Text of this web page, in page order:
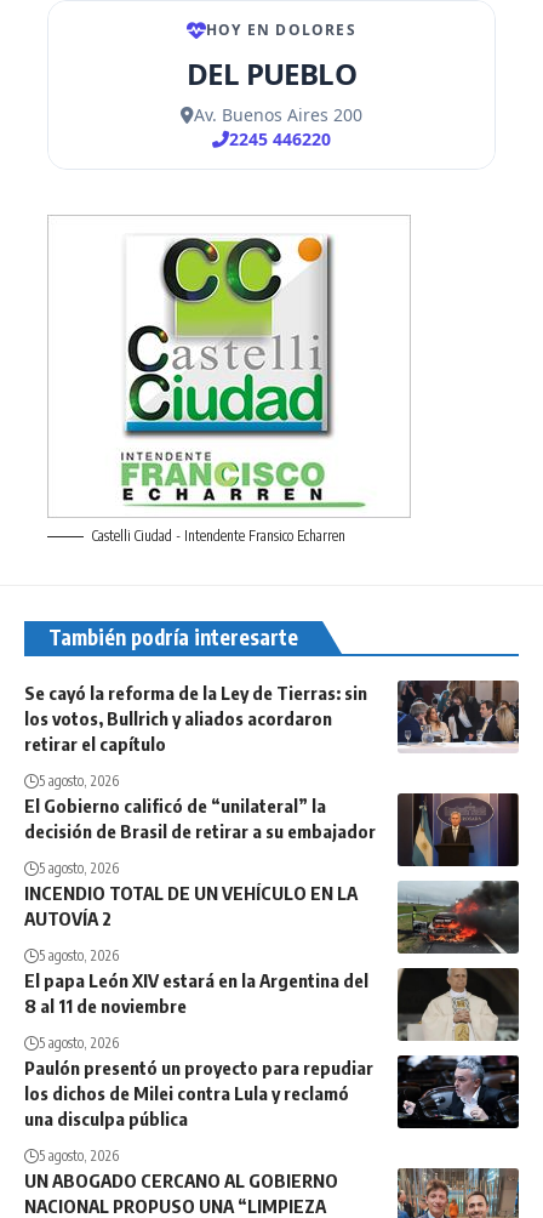
Castelli Ciudad - Intendente Fransico Echarren
También podría interesarte
Se cayó la reforma de la Ley de Tierras: sin
los votos, Bullrich y aliados acordaron
retirar el capítulo
5 agosto, 2026
El Gobierno calificó de “unilateral” la
decisión de Brasil de retirar a su embajador
5 agosto, 2026
INCENDIO TOTAL DE UN VEHÍCULO EN LA
AUTOVÍA 2
5 agosto, 2026
El papa León XIV estará en la Argentina del
8 al 11 de noviembre
5 agosto, 2026
Paulón presentó un proyecto para repudiar
los dichos de Milei contra Lula y reclamó
una disculpa pública
5 agosto, 2026
UN ABOGADO CERCANO AL GOBIERNO
NACIONAL PROPUSO UNA “LIMPIEZA